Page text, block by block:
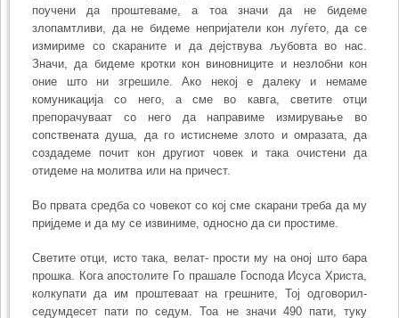
поучени да проштеваме, а тоа значи да не бидеме
злопамтливи, да не бидеме непријатели кон луѓето, да се
измириме со скараните и да дејствува љубовта во нас.
Значи, да бидеме кротки кон виновниците и незлобни кон
оние што ни згрешиле. Ако некој е далеку и немаме
комуникација со него, а сме во кавга, светите отци
препорачуваат со него да направиме измирување во
сопствената душа, да го истиснеме злото и омразата, да
создадеме почит кон другиот човек и така очистени да
отидеме на молитва или на причест.
Во првата средба со човекот со кој сме скарани треба да му
пријдеме и да му се извиниме, односно да си простиме.
Светите отци, исто така, велат- прости му на оној што бара
прошка. Кога апостолите Го прашале Господа Исуса Христа,
колкупати да им проштеваат на грешните, Тој одговорил-
седумдесет пати по седум. Тоа не значи 490 пати, туку